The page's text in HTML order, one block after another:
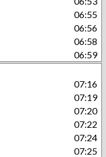
06:55
06:56
06:58
06:59
07:16
07:19
07:20
07:22
07:24
07:25